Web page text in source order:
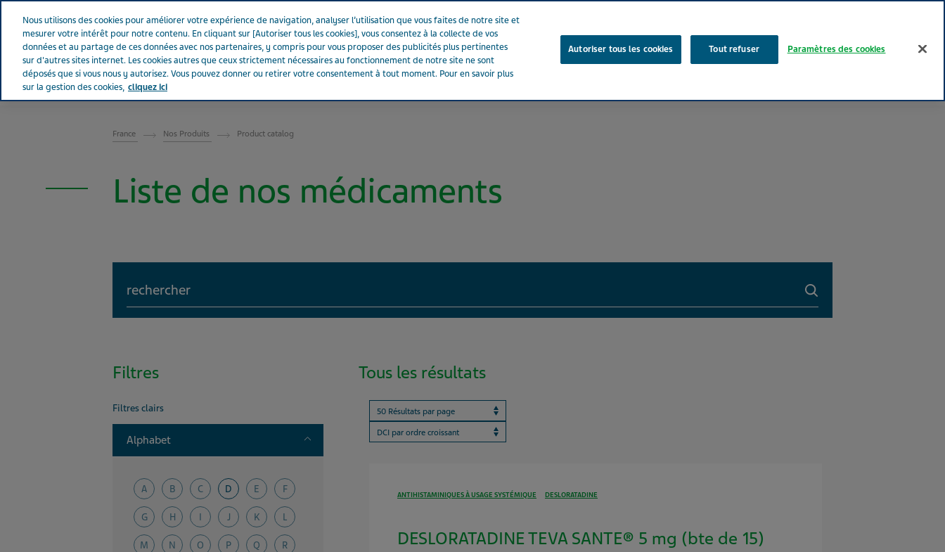
Aller sur Tevapharm
FRANCE
France Nos Produits Product catalog
Liste de nos médicaments
Search
Filtres
Filtres clairs
Alphabet Toggle
A B C D E F
G H I J K L
M N O P Q R
Tous les résultats
Results per page
ProductBrandName
ANTIHISTAMINIQUES À USAGE SYSTÉMIQUE DESLORATADINE
DESLORATADINE TEVA SANTE® 5 mg (bte de 15)
Nous utilisons des cookies pour améliorer votre expérience de navigation, analyser l’utilisation que vous faites de notre site et
mesurer votre intérêt pour notre contenu. En cliquant sur [Autoriser tous les cookies], vous consentez à la collecte de vos
données et au partage de ces données avec nos partenaires, y compris pour vous proposer des publicités plus pertinentes
sur d'autres sites internet. Les cookies autres que ceux strictement nécessaires au fonctionnement de notre site ne sont
déposés que si vous nous y autorisez. Vous pouvez donner ou retirer votre consentement à tout moment. Pour en savoir plus
sur la gestion des cookies, cliquez ici
Autoriser tous les cookies Tout refuser Paramètres des cookies